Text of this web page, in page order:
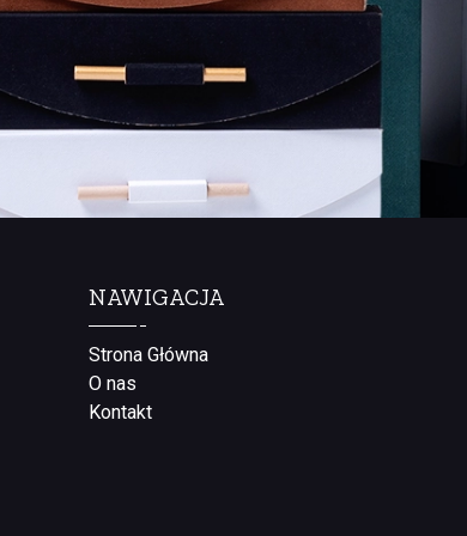
NAWIGACJA
Strona Główna
O nas
Kontakt